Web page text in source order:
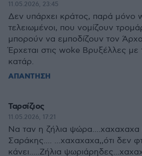
11.05.2026, 23:45
Δεν υπάρχει κράτος, παρά μόνο
τελειωμένοι, που νομίζουν
μπορούν να εμποδίζουν τον
Έρχεται στις woke Βρυξέλλες με
κατάρ.
ΑΠΑΝΤΗΣΗ
Ταρσίζιος
11.05.2026, 17:21
Να ταν η ζήλια
Σαράκης.... ...χαχαχαχα,,ότι δεν
κάνει.....Ζήλια